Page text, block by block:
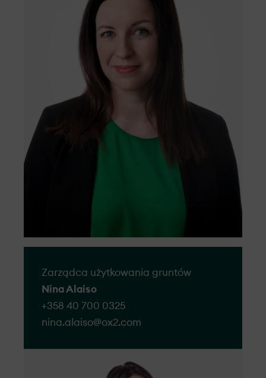
pozytywnym wpływie na przyrodę.
Nasze projekty są zrównoważone z
założenia, od wczesnego planowania,
przez budowę, aż po zarządzanie.
Przejdź do formularza
Zarządca użytkowania gruntów
Nina Alaiso
+358 40 700 0325
nina.alaiso@​ox2.com